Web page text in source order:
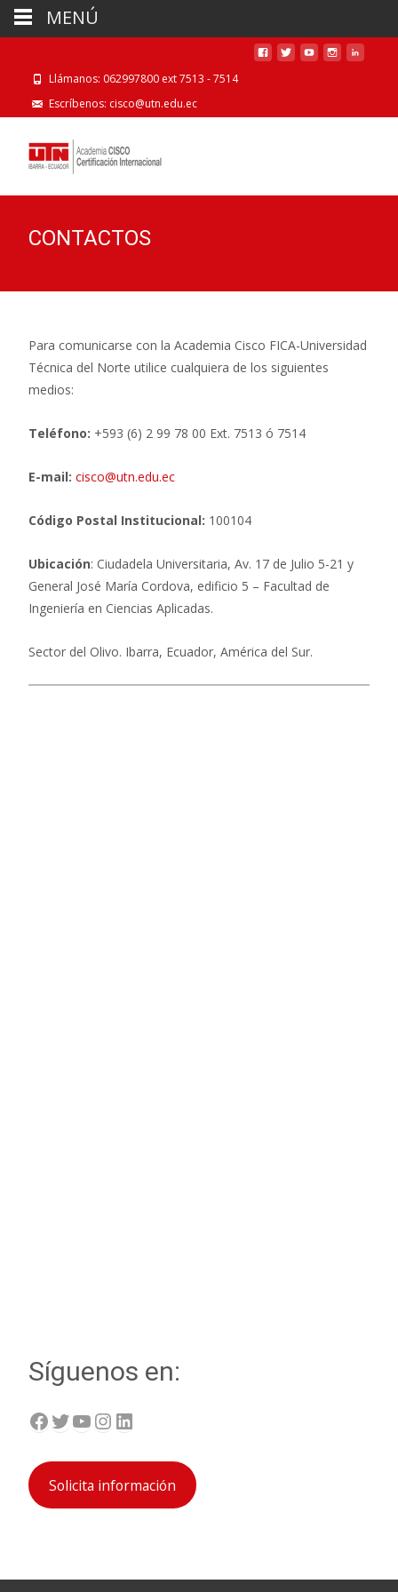
Llámanos: 062997800 ext 7513 - 7514
Escríbenos: cisco@utn.edu.ec
CONTACTOS
Para comunicarse con la Academia Cisco FICA-Universidad
Técnica del Norte utilice cualquiera de los siguientes
medios:
Teléfono: +593 (6) 2 99 78 00 Ext. 7513 ó 7514
E-mail: cisco@utn.edu.ec
Código Postal Institucional: 100104
Ubicación: Ciudadela Universitaria, Av. 17 de Julio 5-21 y
General José María Cordova, edificio 5 – Facultad de
Ingeniería en Ciencias Aplicadas.
Sector del Olivo. Ibarra, Ecuador, América del Sur.
Síguenos en:
Facebook Twitter YouTube InstagramLinkedIn
Solicita información
MENÚ